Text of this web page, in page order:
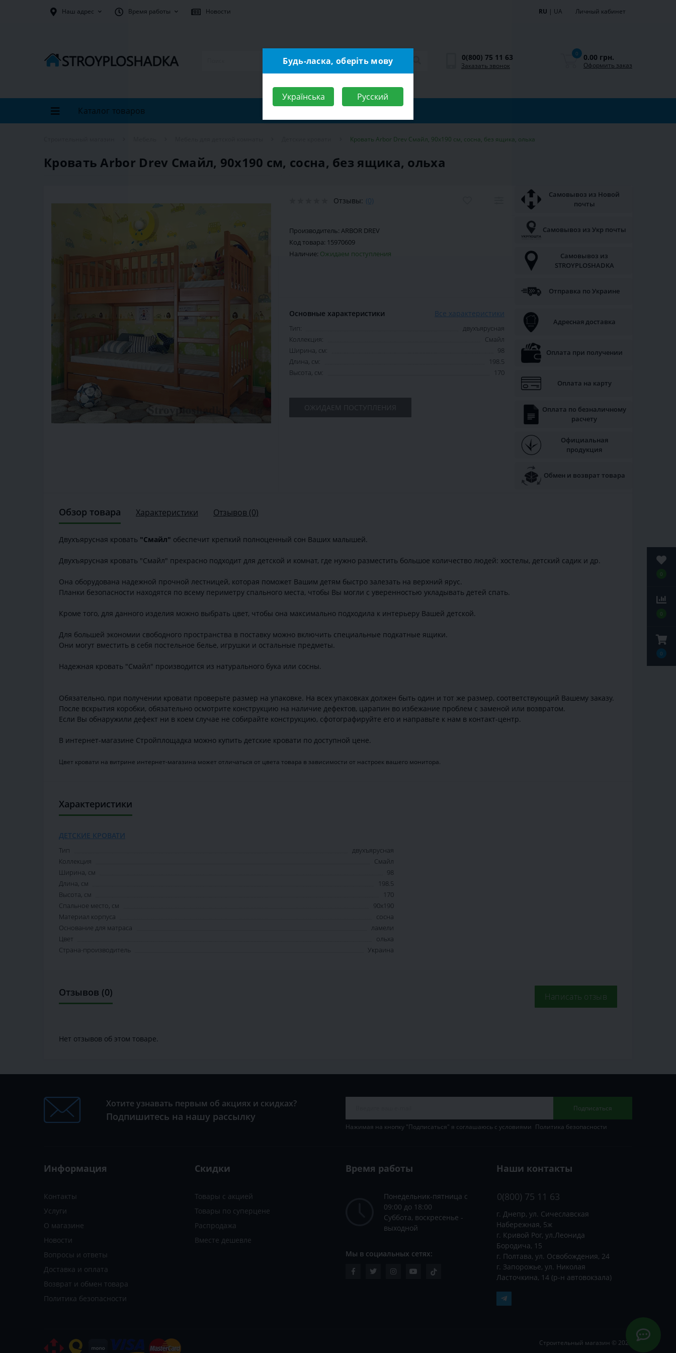
0
0
0
Наш адрес Время работы Новости RU | UA Личный кабинет
0(800) 75 11 63
Заказать звонок
0 0.00 грн.
Оформить заказ
Каталог товаров
Кровать Arbor Drev Смайл, 90х190 см, сосна, без ящика, ольха
Кровать Arbor Drev Смайл, 90х190 см, сосна, без ящика, ольха
Отзывы: (0)
Производитель: ARBOR DREV
Код товара: 15970609
Наличие: Ожидаем поступления
Основные характеристики Все характеристики
Тип:
двухъярусная
Коллекция:
Смайл
Ширина, см:
98
Длина, см:
198.5
Высота, см:
170
ОЖИДАЕМ ПОСТУПЛЕНИЯ
Самовывоз из Новой
почты
Самовывоз из Укр почты
Самовывоз из
STROYPLOSHADKA
Отправка по Украине
Адресная доставка
Оплата при получении
Оплата на карту
Оплата по безналичному
расчету
Официальная
продукция
Обмен и возврат товара
Обзор товара Характеристики Отзывов (0)
Двухъярусная кровать "Смайл" обеспечит крепкий полноценный сон Ваших малышей.
Двухъярусная кровать "Смайл" прекрасно подходит для детской и комнат, где нужно разместить большое количество людей: хостелы, детский садик и др.
Она оборудована надежной прочной лестницей, которая поможет Вашим детям быстро залезать на верхний ярус.
Планки безопасности находятся по всему периметру спального места, чтобы Вы могли с уверенностью укладывать детей спать.
Кроме того, для данного изделия можно выбрать цвет, чтобы она максимально подходила к интерьеру Вашей детской.
Для большей экономии свободного пространства в поставку можно включить специальные подкатные ящики.
Они могут вместить в себя постельное белье, игрушки и остальные предметы.
Надежная кровать "Смайл" производится из натурального бука или сосны.
Обязательно, при получении кровати проверьте размер на упаковке. На всех упаковках должен быть один и тот же размер, соответствующий Вашему заказу.
После вскрытия коробки, обязательно осмотрите конструкцию на наличие дефектов, царапин во избежание проблем с заменой или возвратом.
Если Вы обнаружили дефект ни в коем случае не собирайте конструкцию, сфотографируйте его и направьте к нам в контакт-центр.
В интернет-магазине Стройплощадка можно купить детские кровати по доступной цене.
Цвет кровати на витрине интернет-магазина может отличаться от цвета товара в зависимости от настроек вашего монитора.
Характеристики
ДЕТСКИЕ КРОВАТИ
Тип
двухъярусная
Коллекция
Смайл
Ширина, см
98
Длина, см
198.5
Высота, см
170
Спальное место, см
90x190
Материал корпуса
сосна
Основание для матраса
ламели
Цвет
ольха
Страна-производитель
Украина
Отзывов (0) Написать отзыв
Нет отзывов об этом товаре.
Хотите узнавать первым об акциях и скидках?
Подпишитесь на нашу рассылку
Подписаться
Нажимая на кнопку "Подписаться" я соглашаюсь с условиями Политика безопасности
Информация
Контакты
Услуги
О магазине
Новости
Вопросы и ответы
Доставка и оплата
Возврат и обмен товара
Политика безопасности
Скидки
Товары с акцией
Товары по суперцене
Распродажа
Вместе дешевле
Время работы
Понедельник-пятница с
09:00 до 18:00
Суббота, воскресенье -
выходной
Мы в социальных сетях:
Наши контакты
0(800) 75 11 63
г. Днепр, ул. Сичеславская
Набережная, 5ж
г. Кривой Рог, ул.Леонида
Бородича, 15
г. Полтава, ул. Освобождения, 24
г. Запорожье, ул. Николая
Ласточкина, 14 (р-н автовокзала)
Строительный магазин © 2026
Будь-ласка, оберіть мову
Українська Русский